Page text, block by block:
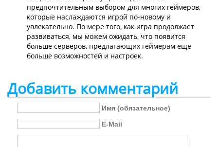
предпочтительным выбором для многих геймеров,
которые наслаждаются игрой по-новому и
увлекательно. По мере того, как игра продолжает
развиваться, мы можем ожидать, что появится
больше серверов, предлагающих геймерам еще
больше возможностей и настроек.
Добавить комментарий
Имя (обязательное)
E-Mail